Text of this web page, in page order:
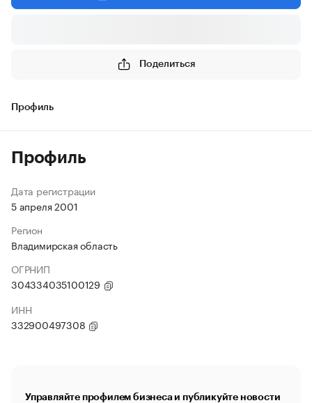
Поделиться
Профиль
Профиль
Дата регистрации
5 апреля 2001
Регион
Владимирская область
ОГРНИП
304334035100129
ИНН
332900497308
Управляйте профилем бизнеса и публикуйте новости